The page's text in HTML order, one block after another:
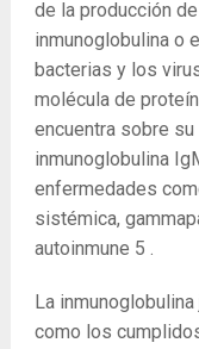
de la producción
inmunoglobulina o
bacterias y los
molécula de
encuentra sobre
inmunoglobulina
enfermedades
sistémica,
autoinmune 5 .
La
como los